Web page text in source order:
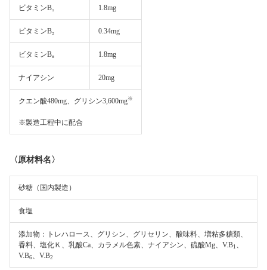
ビタミンB₁ 1.8mg
ビタミンB₂ 0.34mg
ビタミンB₆ 1.8mg
ナイアシン 20mg
クエン酸480mg、グリシン3,600mg※
※製造工程中に配合
〈原材料名〉
砂糖（国内製造）
食塩
添加物：トレハロース、グリシン、グリセリン、酸味料、増粘多糖類、
香料、塩化Ｋ、乳酸Ca、カラメル色素、ナイアシン、硫酸Mg、V.B1
V.B6 、V.B2